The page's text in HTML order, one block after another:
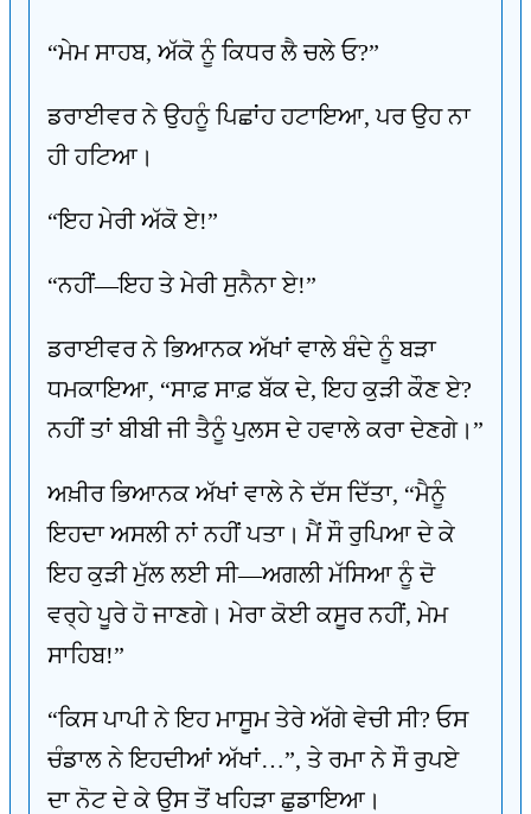
“ਮੇਮ ਸਾਹਬ, ਅੱਕੋ ਨੂੰ ਕਿਧਰ ਲੈ ਚਲੇ ਓ?”
ਡਰਾਈਵਰ ਨੇ ਉਹਨੂੰ ਪਿਛਾਂਹ ਹਟਾਇਆ, ਪਰ ਉਹ ਨਾ
ਹੀ ਹਟਿਆ।
“ਇਹ ਮੇਰੀ ਅੱਕੋ ਏ!”
“ਨਹੀਂ—ਇਹ ਤੇ ਮੇਰੀ ਸੁਨੈਨਾ ਏ!”
ਡਰਾਈਵਰ ਨੇ ਭਿਆਨਕ ਅੱਖਾਂ ਵਾਲੇ ਬੰਦੇ ਨੂੰ ਬੜਾ
ਧਮਕਾਇਆ, “ਸਾਫ਼ ਸਾਫ਼ ਬੱਕ ਦੇ, ਇਹ ਕੁੜੀ ਕੌਣ ਏ?
ਨਹੀਂ ਤਾਂ ਬੀਬੀ ਜੀ ਤੈਨੂੰ ਪੁਲਸ ਦੇ ਹਵਾਲੇ ਕਰਾ ਦੇਣਗੇ।”
ਅਖ਼ੀਰ ਭਿਆਨਕ ਅੱਖਾਂ ਵਾਲੇ ਨੇ ਦੱਸ ਦਿੱਤਾ, “ਮੈਨੂੰ
ਇਹਦਾ ਅਸਲੀ ਨਾਂ ਨਹੀਂ ਪਤਾ। ਮੈਂ ਸੌ ਰੁਪਿਆ ਦੇ ਕੇ
ਇਹ ਕੁੜੀ ਮੁੱਲ ਲਈ ਸੀ—ਅਗਲੀ ਮੱਸਿਆ ਨੂੰ ਦੋ
ਵਰ੍ਹੇ ਪੂਰੇ ਹੋ ਜਾਣਗੇ। ਮੇਰਾ ਕੋਈ ਕਸੂਰ ਨਹੀਂ, ਮੇਮ
ਸਾਹਿਬ!”
“ਕਿਸ ਪਾਪੀ ਨੇ ਇਹ ਮਾਸੂਮ ਤੇਰੇ ਅੱਗੇ ਵੇਚੀ ਸੀ? ਓਸ
ਚੰਡਾਲ ਨੇ ਇਹਦੀਆਂ ਅੱਖਾਂ…”, ਤੇ ਰਮਾ ਨੇ ਸੌ ਰੁਪਏ
ਦਾ ਨੋਟ ਦੇ ਕੇ ਉਸ ਤੋਂ ਖਹਿੜਾ ਛੁਡਾਇਆ।